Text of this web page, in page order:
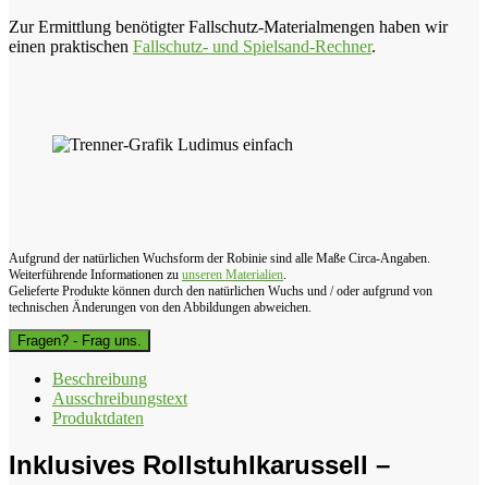
Zur Ermittlung benötigter Fallschutz-Materialmengen haben wir
einen praktischen Fallschutz- und Spielsand-Rechner.
Aufgrund der natürlichen Wuchsform der Robinie sind alle Maße Circa-Angaben.
Weiterführende Informationen zu unseren Materialien.
Gelieferte Produkte können durch den natürlichen Wuchs und / oder aufgrund von
technischen Änderungen von den Abbildungen abweichen.
Fragen? - Frag uns.
Beschreibung
Ausschreibungstext
Produktdaten
Inklusives Rollstuhlkarussell –